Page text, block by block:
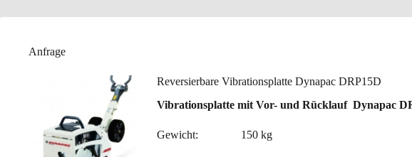
Anfrage
Reversierbare Vibrationsplatte Dynapac DRP15D
Vibrationsplatte mit Vor- und Rücklauf Dynapac
Gewicht: 150 kg